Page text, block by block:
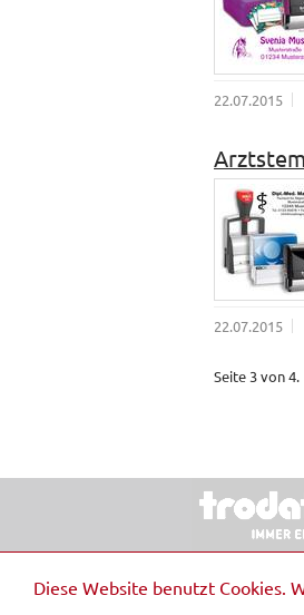
Diese Website benutzt Cookies.
22.07.2015
22.07.2015
Seite 3 von 4.
© 2026